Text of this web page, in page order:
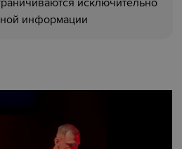
исключительно
информации